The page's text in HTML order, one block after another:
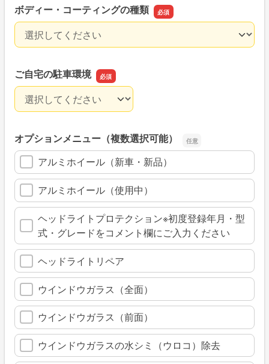
ボディー・コーティングの種類
ボディー・コーティングの種類
ご自宅の駐車環境
ご自宅の駐車環境
オプションメニュー（複数選択可能）
アルミホイール（新車・新品）
アルミホイール（使用中）
ヘッドライトプロテクション※初度登録年月・型
式・グレードをコメント欄にご入力ください
ヘッドライトリペア
ウインドウガラス（全面）
ウインドウガラス（前面）
ウインドウガラスの水シミ（ウロコ）除去